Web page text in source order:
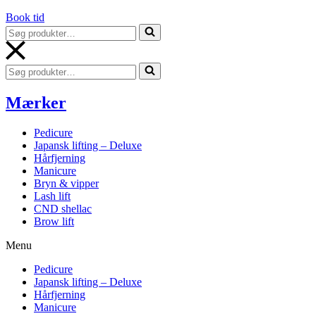
Book tid
Søg
efter...
Søg
efter...
Mærker
Pedicure
Japansk lifting – Deluxe
Hårfjerning
Manicure
Bryn & vipper
Lash lift
CND shellac
Brow lift
Menu
Pedicure
Japansk lifting – Deluxe
Hårfjerning
Manicure